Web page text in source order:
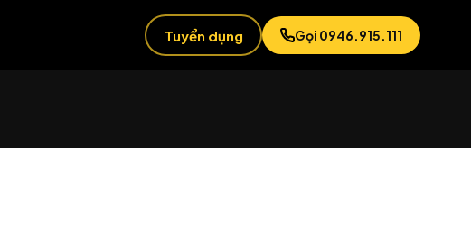
Tuyển dụng Gọi 0946.915.111